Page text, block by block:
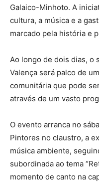
Galaico-Minhoto. A
cultura, a música e a
marcado pela história e
Ao longo de dois dias, o
Valença será palco de
comunitária que pode
através de um vasto
O evento arranca no
Pintores no claustro, a
música ambiente,
subordinada ao tema
momento de canto na